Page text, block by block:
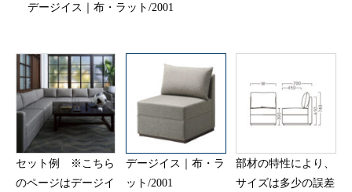
デージイス｜布・ラット/2001
セット例 ※こちら
のページはデージイ
デージイス｜布・ラ
ット/2001
部材の特性により、
サイズは多少の誤差